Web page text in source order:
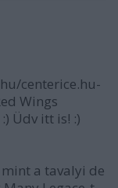
centerice.hu-
Wings
Üdv itt is! :)
a tavalyi de